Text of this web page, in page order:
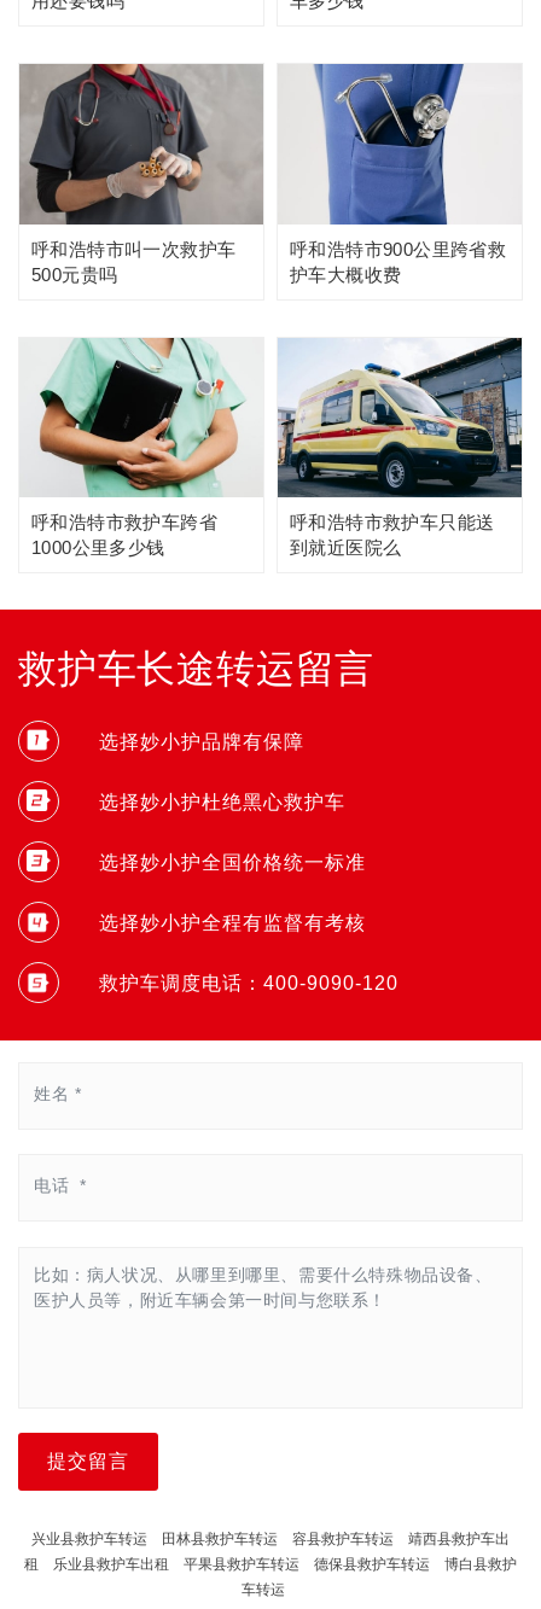
呼和浩特市叫一次救护车
500元贵吗
呼和浩特市900公里跨省救
护车大概收费
呼和浩特市救护车跨省
1000公里多少钱
呼和浩特市救护车只能送
到就近医院么
救护车长途转运留言
选择妙小护品牌有保障
选择妙小护杜绝黑心救护车
选择妙小护全国价格统一标准
选择妙小护全程有监督有考核
救护车调度电话：400-9090-120
提交留言
兴业县救护车转运 田林县救护车转运 容县救护车转运
靖西县救护车出
租
乐业县救护车出租 平果县救护车转运 德保县救护车转运
博白县救护
车转运